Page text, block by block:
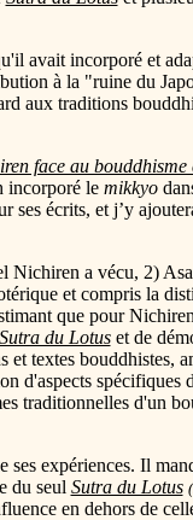
avait incorporé et
à la "ruine du
aux traditions
face au bouddhisme
incorporé le mikkyo
ses écrits, et j’y
Nichiren a vécu, 2)
et compris la
que pour
Sutra du Lotuset de
et textes bouddhistes,
d'aspects spécifiques
traditionnelles d'un
ses expériences. Il
du seul Sutra du Lotus
en dehors de